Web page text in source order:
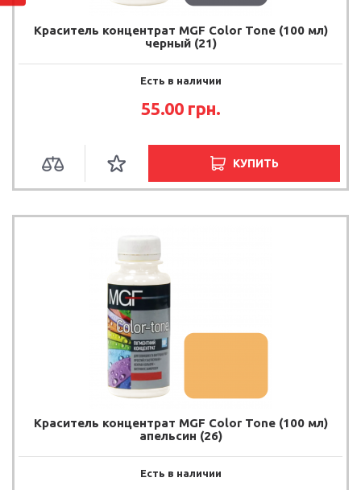
Краситель концентрат MGF Color Tone (100 мл)
черный (21)
Есть в наличии
55.00 грн.
КУПИТЬ
Краситель концентрат MGF Color Tone (100 мл)
апельсин (26)
Есть в наличии